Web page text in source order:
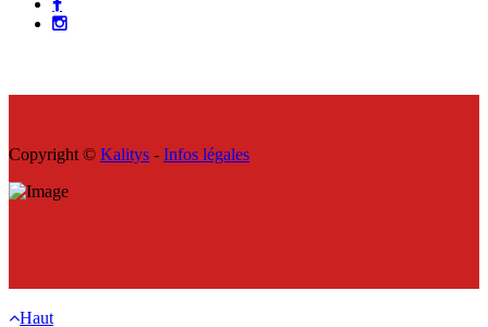
Copyright © Kalitys - Infos légales
Haut